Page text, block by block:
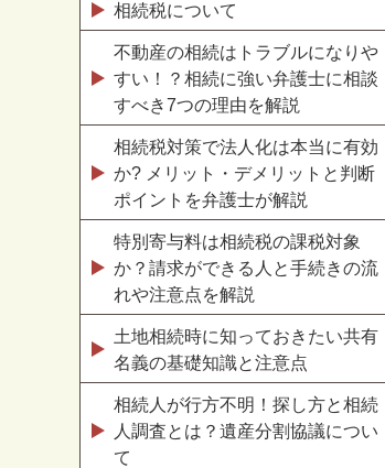
相続税について
不動産の相続はトラブルになりや
すい！？相続に強い弁護士に相談
すべき7つの理由を解説
相続税対策で法人化は本当に有効
か? メリット・デメリットと判断
ポイントを弁護士が解説
特別寄与料は相続税の課税対象
か？請求ができる人と手続きの流
れや注意点を解説
土地相続時に知っておきたい共有
名義の基礎知識と注意点
相続人が行方不明！探し方と相続
人調査とは？遺産分割協議につい
て